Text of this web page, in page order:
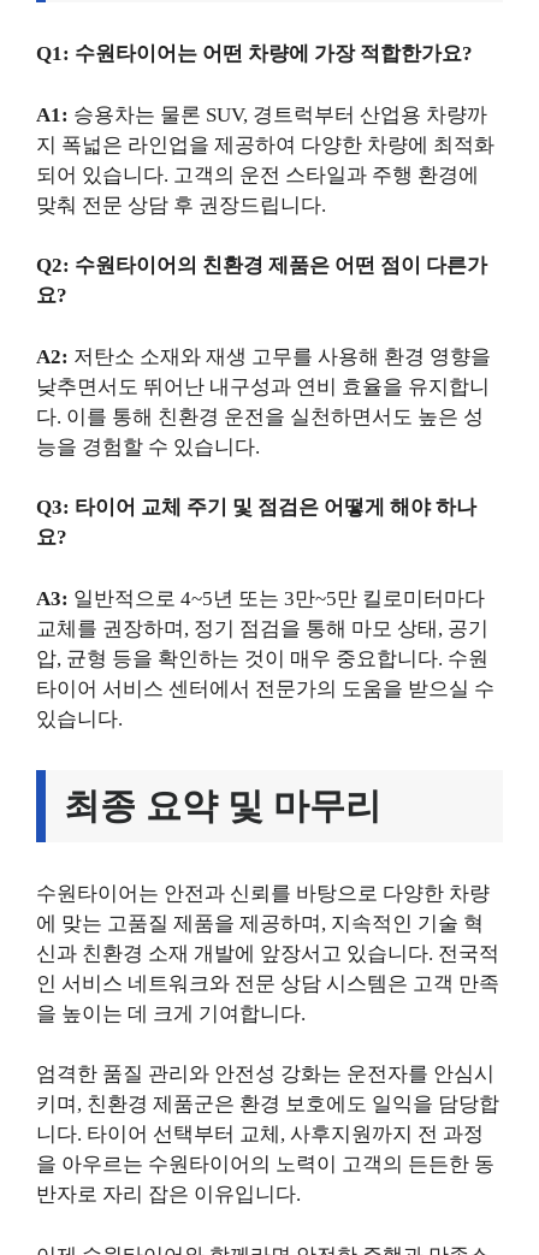
Q1: 수원타이어는 어떤 차량에 가장 적합한가요?
A1: 승용차는 물론 SUV, 경트럭부터 산업용 차량까
지 폭넓은 라인업을 제공하여 다양한 차량에 최적화
되어 있습니다. 고객의 운전 스타일과 주행 환경에
맞춰 전문 상담 후 권장드립니다.
Q2: 수원타이어의 친환경 제품은 어떤 점이 다른가
요?
A2: 저탄소 소재와 재생 고무를 사용해 환경 영향을
낮추면서도 뛰어난 내구성과 연비 효율을 유지합니
다. 이를 통해 친환경 운전을 실천하면서도 높은 성
능을 경험할 수 있습니다.
Q3: 타이어 교체 주기 및 점검은 어떻게 해야 하나
요?
A3: 일반적으로 4~5년 또는 3만~5만 킬로미터마다
교체를 권장하며, 정기 점검을 통해 마모 상태, 공기
압, 균형 등을 확인하는 것이 매우 중요합니다. 수원
타이어 서비스 센터에서 전문가의 도움을 받으실 수
있습니다.
최종 요약 및 마무리
수원타이어는 안전과 신뢰를 바탕으로 다양한 차량
에 맞는 고품질 제품을 제공하며, 지속적인 기술 혁
신과 친환경 소재 개발에 앞장서고 있습니다. 전국적
인 서비스 네트워크와 전문 상담 시스템은 고객 만족
을 높이는 데 크게 기여합니다.
엄격한 품질 관리와 안전성 강화는 운전자를 안심시
키며, 친환경 제품군은 환경 보호에도 일익을 담당합
니다. 타이어 선택부터 교체, 사후지원까지 전 과정
을 아우르는 수원타이어의 노력이 고객의 든든한 동
반자로 자리 잡은 이유입니다.